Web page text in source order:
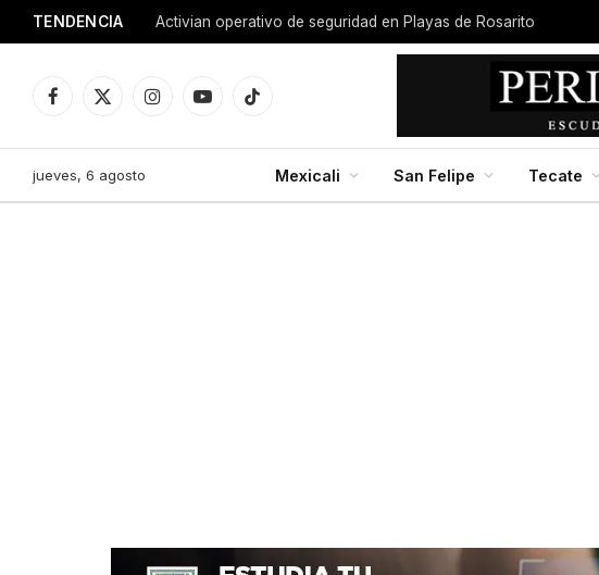
TENDENCIA Activian operativo de seguridad en Playas de Rosarito
Facebook
X
InstagramYouTubeTikTok
jueves, 6 agosto Mexicali San Felipe Tecate